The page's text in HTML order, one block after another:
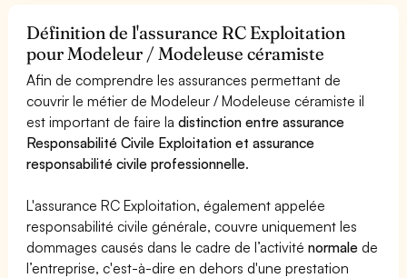
Définition de l'assurance RC Exploitation
pour Modeleur / Modeleuse céramiste
Afin de comprendre les assurances permettant de
couvrir le métier de Modeleur / Modeleuse céramiste il
est important de faire ladistinction entre assurance
Responsabilité Civile Exploitation et assurance
responsabilité civile professionnelle.
L'assurance RC Exploitation, également appelée
responsabilité civile générale, couvre uniquement les
dommages causés dans le cadre de l’activiténormale de
l’entreprise, c'est-à-dire en dehors d'une prestation